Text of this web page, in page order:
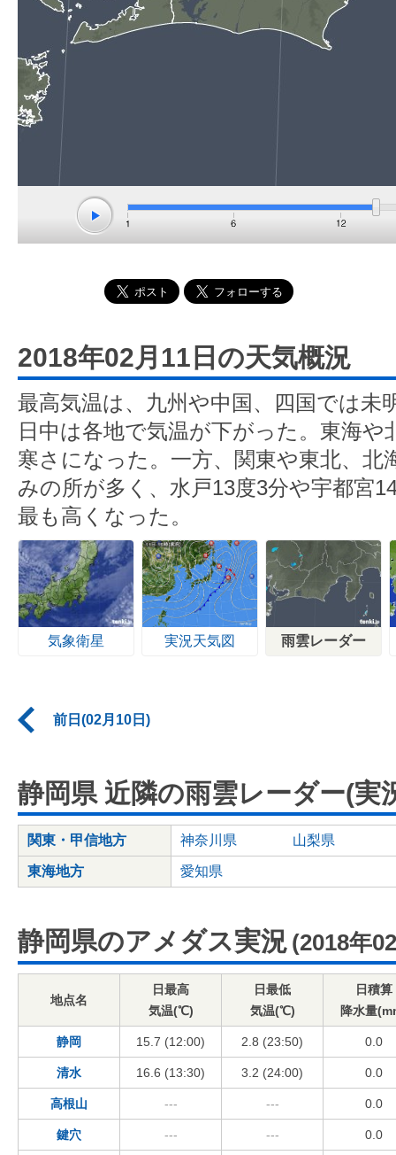
2018年02月11日の天気概況
最高気温は、九州や中国、四国では未
日中は各地で気温が下がった。東海
寒さになった。一方、関東や東北、北
みの所が多く、水戸13度3分や宇都宮
最も高くなった。
気象衛星 実況天気図 雨雲レーダー
前日(02月10日)
静岡県 近隣の雨雲レーダー(実
関東・甲信地方 神奈川県 山梨県
東海地方 愛知県
静岡県のアメダス実況 (2018年
地点名
日最高
気温(℃)
日最低
気温(℃)
日積算
降水量
静岡 15.7 (12:00) 2.8 (23:50) 0.0
清水 16.6 (13:30) 3.2 (24:00) 0.0
高根山 --- --- 0.0
鍵穴 --- --- 0.0